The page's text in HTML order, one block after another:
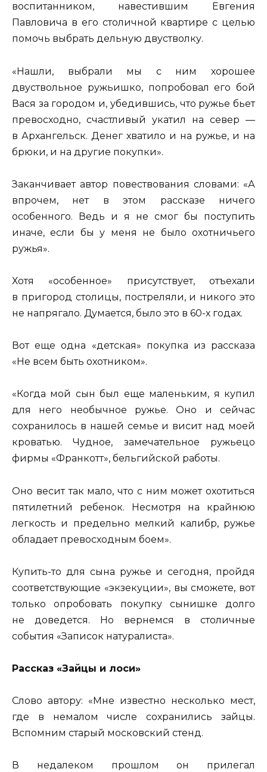
воспитанником, навестившим Евгения
Павловича в его столичной квартире с целью
помочь выбрать дельную двустволку.
«Нашли, выбрали мы с ним хорошее
двуствольное ружьишко, попробовал его бой
Вася за городом и, убедившись, что ружье бьет
превосходно, счастливый укатил на север —
в Архангельск. Денег хватило и на ружье, и на
брюки, и на другие покупки».
Заканчивает автор повествования словами: «А
впрочем, нет в этом рассказе ничего
особенного. Ведь и я не смог бы поступить
иначе, если бы у меня не было охотничьего
ружья».
Хотя «особенное» присутствует, отъехали
в пригород столицы, постреляли, и никого это
не напрягало. Думается, было это в 60-х годах.
Вот еще одна «детская» покупка из рассказа
«Не всем быть охотником».
«Когда мой сын был еще маленьким, я купил
для него необычное ружье. Оно и сейчас
сохранилось в нашей семье и висит над моей
кроватью. Чудное, замечательное ружьецо
фирмы «Франкотт», бельгийской работы.
Оно весит так мало, что с ним может охотиться
пятилетний ребенок. Несмотря на крайнюю
легкость и предельно мелкий калибр, ружье
обладает превосходным боем».
Купить-то для сына ружье и сегодня, пройдя
соответствующие «экзекуции», вы сможете, вот
только опробовать покупку сынишке долго
не доведется. Но вернемся в столичные
события «Записок натуралиста».
Рассказ «Зайцы и лоси»
Слово автору: «Мне известно несколько мест,
где в немалом числе сохранились зайцы.
Вспомним старый московский стенд.
В недалеком прошлом он прилегал